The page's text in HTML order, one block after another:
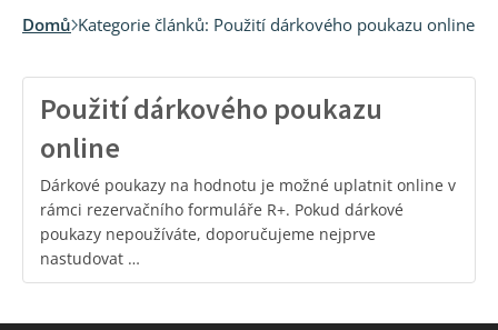
Domů Kategorie článků: Použití dárkového poukazu online
Použití dárkového poukazu
online
Dárkové poukazy na hodnotu je možné uplatnit online v
rámci rezervačního formuláře R+. Pokud dárkové
poukazy nepoužíváte, doporučujeme nejprve
nastudovat …